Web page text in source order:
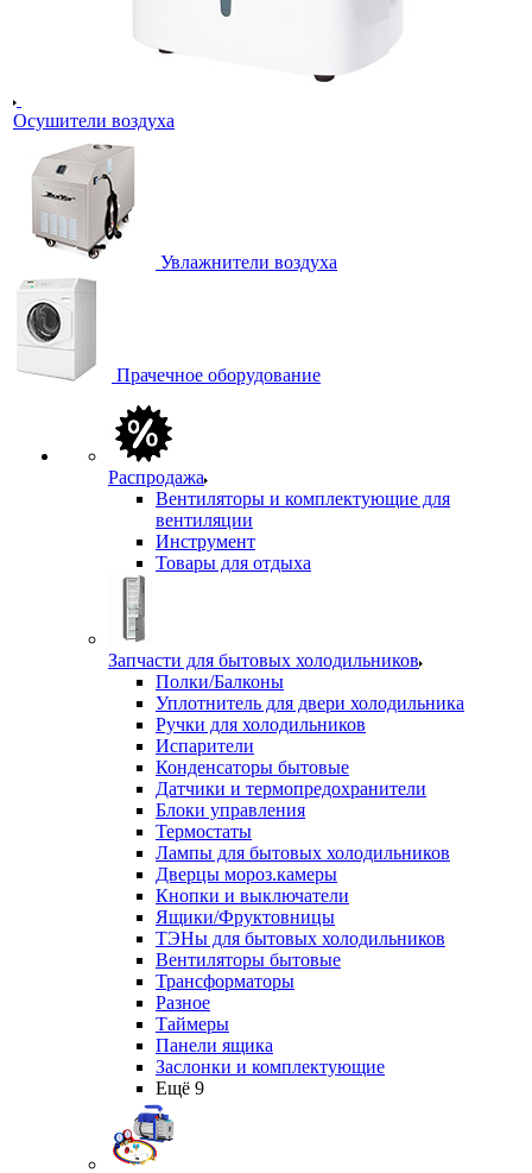
Осушители воздуха
Увлажнители воздуха
Прачечное оборудование
Распродажа
Вентиляторы и комплектующие для
вентиляции
Инструмент
Товары для отдыха
Запчасти для бытовых холодильников
Полки/Балконы
Уплотнитель для двери холодильника
Ручки для холодильников
Испарители
Конденсаторы бытовые
Датчики и термопредохранители
Блоки управления
Термостаты
Лампы для бытовых холодильников
Дверцы мороз.камеры
Кнопки и выключатели
Ящики/Фруктовницы
ТЭНы для бытовых холодильников
Вентиляторы бытовые
Трансформаторы
Разное
Таймеры
Панели ящика
Заслонки и комплектующие
Ещё 9